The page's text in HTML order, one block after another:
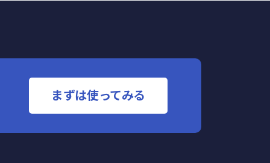
まずは使ってみる